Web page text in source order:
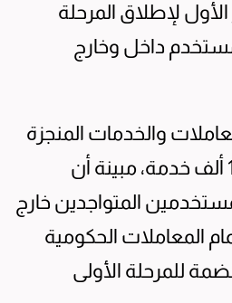
لإطلاق المرحلة
190 ألف مستخدم داخل وخارج
والخدمات المنجزة
عبر التطبيق تجاوز 119 ألف خدمة، مبينة أن
المتواجدين خارج
المعاملات الحكومية
للمرحلة الأولى